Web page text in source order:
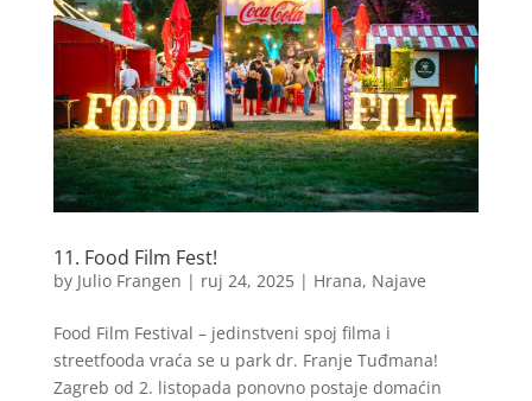
11. Food Film Fest!
by Julio Frangen | ruj 24, 2025| Hrana, Najave
Food Film Festival – jedinstveni spoj filma i
streetfooda vraća se u park dr. Franje Tuđmana!
Zagreb od 2. listopada ponovno postaje domaćin